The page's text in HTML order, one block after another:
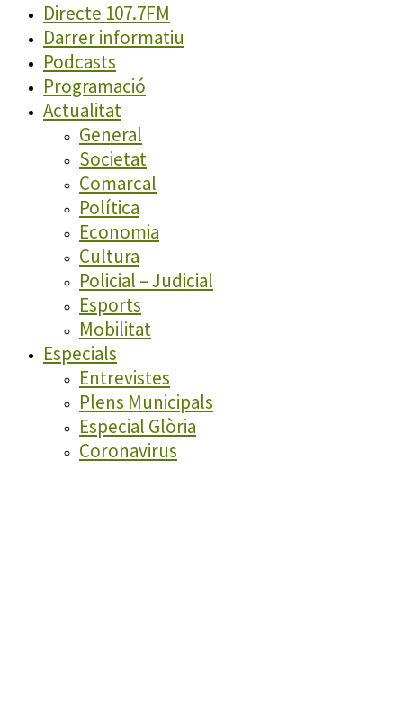
Directe 107.7FM
Darrer informatiu
Podcasts
Programació
Actualitat
General
Societat
Comarcal
Política
Economia
Cultura
Policial – Judicial
Esports
Mobilitat
Especials
Entrevistes
Plens Municipals
Especial Glòria
Coronavirus